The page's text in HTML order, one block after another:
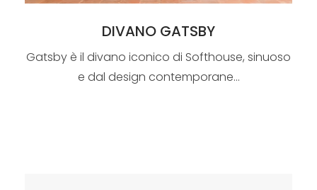
DIVANO GATSBY
Gatsby è il divano iconico di Softhouse, sinuoso
e dal design contemporane...